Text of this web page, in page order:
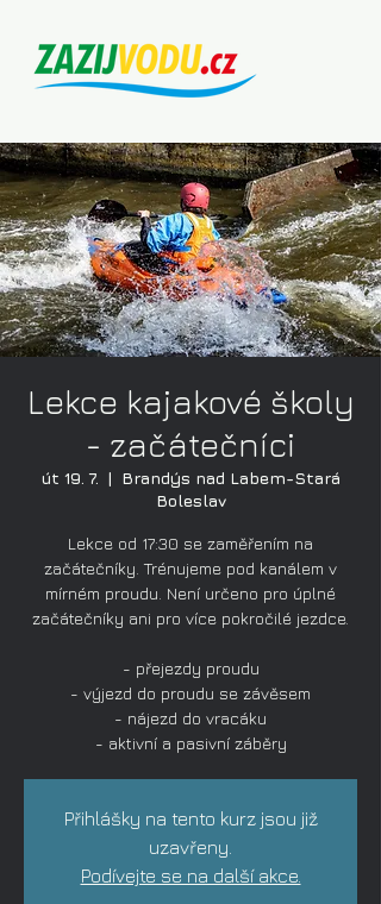
Lekce kajakové školy
- začátečníci
út 19. 7.
  |
Brandýs nad Labem-Stará
Boleslav
Lekce od 17:30 se zaměřením na
začátečníky. Trénujeme pod kanálem v
mírném proudu. Není určeno pro úplné
začátečníky ani pro více pokročilé jezdce.
- přejezdy proudu
- výjezd do proudu se závěsem
- nájezd do vracáku
- aktivní a pasivní záběry
Přihlášky na tento kurz jsou již
uzavřeny.
Podívejte se na další akce.